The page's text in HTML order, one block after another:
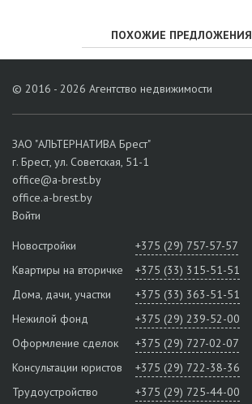
ПОХОЖИЕ ПРЕДЛОЖЕНИЯ
© 2016 - 2026 Агентство недвижимости
ЗАО "АЛЬТЕРНАТИВА Брест"
г. Брест, ул. Советская, 51-1
office@a-brest.by
office.a-brest.by
Войти
Новостройки
+375 (29) 757-57-57
Квартиры на вторичке
+375 (33) 315-51-51
Дома, дачи, участки
+375 (33) 363-51-51
Нежилой фонд
+375 (29) 239-52-00
Оформление сделок
+375 (29) 727-02-07
Консультации юристов
+375 (29) 722-38-36
Трудоустройство
+375 (29) 725-44-00